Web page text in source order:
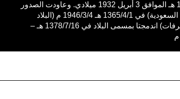
1350/11/27 هـ الموافق 3 أبريل 1932 ميلادي. وعاودت الصدور
باسم (البلاد السعودية) في 1365/4/1 هـ 1946/3/4 م (البلاد
السعودية/عرفات) اندمجتا بمسمى البلاد في 1378/7/16 هـ –